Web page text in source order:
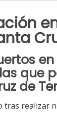
que
de
realizar